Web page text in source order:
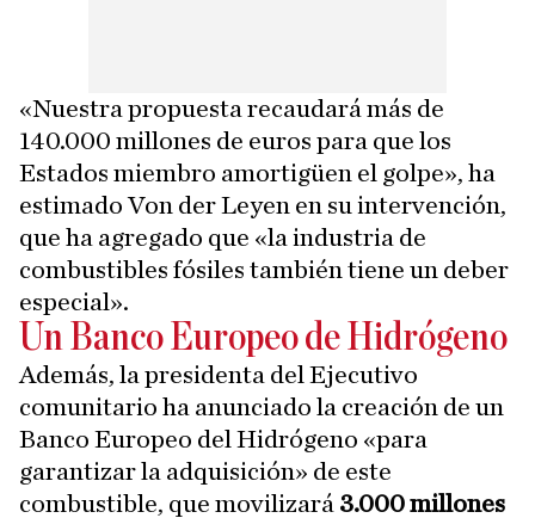
«Nuestra propuesta recaudará más de
140.000 millones de euros para que los
Estados miembro amortigüen el golpe», ha
estimado Von der Leyen en su intervención,
que ha agregado que «la industria de
combustibles fósiles también tiene un deber
especial».
Un Banco Europeo de Hidrógeno
Además, la presidenta del Ejecutivo
comunitario ha anunciado la creación de un
Banco Europeo del Hidrógeno «para
garantizar la adquisición» de este
combustible, que movilizará 3.000 millones